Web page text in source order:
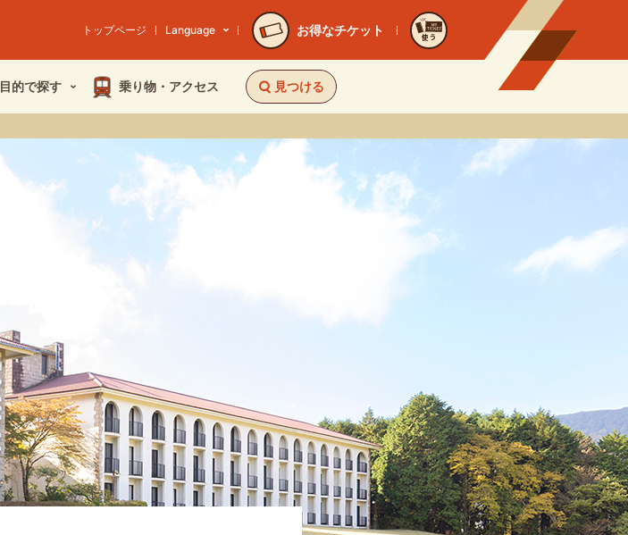
トップページ Language お得なチケット
使う
目的で探す 乗り物・ アクセス 見つける